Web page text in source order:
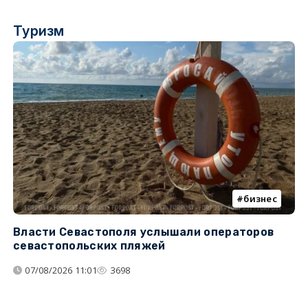
Туризм
бизнес
Власти Севастополя услышали операторов
севастопольских пляжей
07/08/2026 11:01 3698